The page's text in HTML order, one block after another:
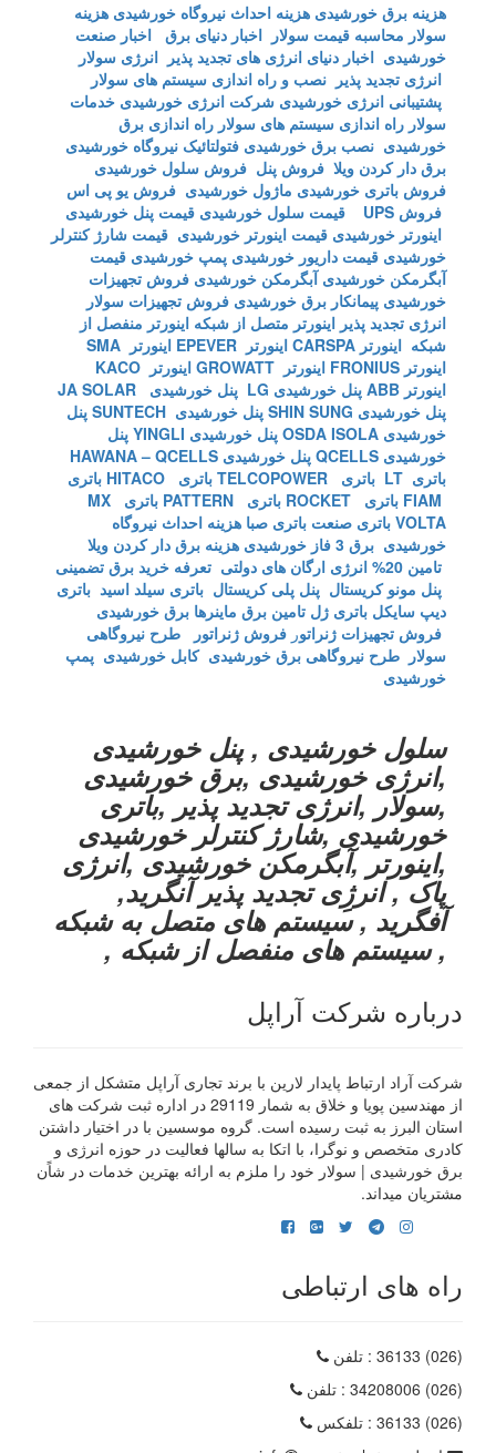
هزینه برق خورشیدی هزینه احداث نیروگاه خورشیدی هزینه
سولار محاسبه قیمت سولار اخبار دنیای برق اخبار صنعت
خورشیدی اخبار دنیای انرژی های تجدید پذیر انرژی سولار
انرژی تجدید پذیر نصب و راه اندازی سیستم های سولار
پشتیبانی انرژی خورشیدی شرکت انرژی خورشیدی خدمات
سولار راه اندازی سیستم های سولار راه اندازی برق
خورشیدی نصب برق خورشیدی فتولتائیک نیروگاه خورشیدی
برق دار کردن ویلا فروش پنل فروش سلول خورشیدی
فروش باتری خورشیدی ماژول خورشیدی فروش یو پی اس
فروش UPS
قیمت سلول خورشیدی قیمت پنل خورشیدی
اینورتر خورشیدی قیمت اینورتر خورشیدی قیمت شارژ کنترلر
خورشیدی قیمت داریور خورشیدی پمپ خورشیدی قیمت
آبگرمکن خورشیدی آبگرمکن خورشیدی فروش تجهیزات
خورشیدی پیمانکار برق خورشیدی فروش تجهیزات سولار
انرژی تجدید پذیر اینورتر متصل از شبکه اینورتر منفصل از
شبکه اینورتر CARSPA اینورتر EPEVER
اینورتر SMA
اینورتر FRONIUS
اینورتر GROWATT
اینورتر KACO
اینورتر ABB
پنل خورشیدی LG
پنل خورشیدی JA SOLAR
پنل خورشیدی SHIN SUNG
پنل خورشیدی SUNTECH
پنل
خورشیدی OSDA ISOLA
پنل خورشیدی YINGLI
پنل
خورشیدی QCELLS
پنل خورشیدی HAWANA – QCELLS
باتری LT
باتری TELCOPOWER باتری HITACO
باتری
باتری ROCKET باتری PATTERN
باتری MX
VOLTA باتری صنعت باتری صبا هزینه احداث نیروگاه
خورشیدی برق 3 فاز خورشیدی
هزینه برق دار کردن ویلا
تامین 20% انرژی ارگان های دولتی
تعرفه خرید برق تضمینی
پنل مونو کریستال پنل پلی کریستال باتری سیلد اسید باتری
دیپ سایکل باتری ژل تامین برق ماینرها برق خورشیدی
فروش تجهیزات ژنراتور فروش ژنراتور
طرح نیروگاهی
سولار طرح نیروگاهی برق خورشیدی کابل خورشیدی پمپ
خورشیدی
سلول خورشیدی , پنل خورشیدی
,انرژی خورشیدی ,برق خورشیدی
,سولار ,انرژی تجدید پذیر ,باتری
خورشیدی ,شارژ کنترلر خورشیدی
,اینورتر ,آبگرمکن خورشیدی ,انرژی
پاک , انرژِی تجدید پذیر آنگرید,
آفگرید , سیستم های متصل به شبکه
, سیستم های منفصل از شبکه ,
درباره شرکت آراپل
شرکت آراد ارتباط پایدار لارین با برند تجاری آراپل متشکل از جمعی
از مهندسین پویا و خلاق به شمار 29119 در اداره ثبت شرکت های
استان البرز به ثبت رسیده است. گروه موسسین با در اختیار داشتن
کادری متخصص و نوگرا، با اتکا به سالها فعالیت در حوزه انرژی و
برق خورشیدی | سولار خود را ملزم به ارائه بهترین خدمات در شاًن
مشتریان میداند.
راه های ارتباطی
(026) 36133
: تلفن
(026) 34208006
: تلفن
(026) 36133
: تلفکس